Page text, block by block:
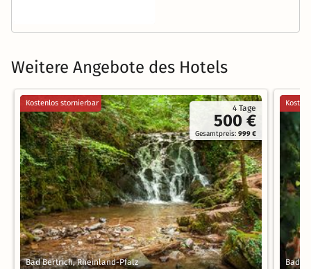
Weitere Angebote des Hotels
4 Tage
500 €
Gesamtpreis:999 €
Kostenlos stornierbar
Bad Bertrich, Rheinland-Pfalz Bad